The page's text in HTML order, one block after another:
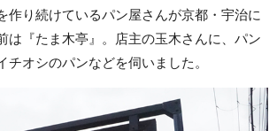
作り続けているパン屋さんが京都・宇治に
は『たま木亭』。店主の玉木さんに、パン
チオシのパンなどを伺いました。